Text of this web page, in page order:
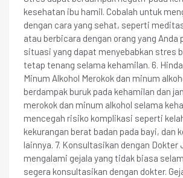
kesehatan ibu hamil. Cobalah untuk
dengan cara yang sehat, seperti
atau berbicara dengan orang yang Anda
situasi yang dapat menyebabkan stres
tetap tenang selama kehamilan. 6.
Minum Alkohol Merokok dan minum
berdampak buruk pada kehamilan dan
merokok dan minum alkohol selama
mencegah risiko komplikasi seperti
kekurangan berat badan pada bayi, dan
lainnya. 7. Konsultasikan dengan Dokter
mengalami gejala yang tidak biasa
segera konsultasikan dengan dokter.